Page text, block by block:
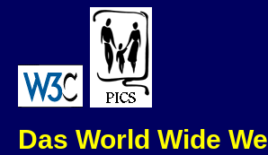
Das World Wide